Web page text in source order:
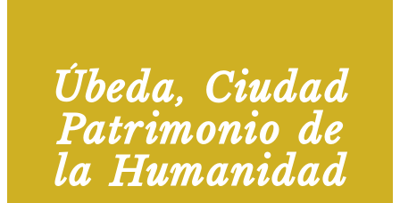
Úbeda, Ciudad
Patrimonio de
la Humanidad